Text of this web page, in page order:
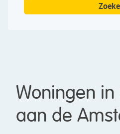
Woningen
aan de